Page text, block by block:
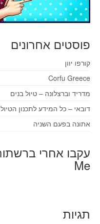
פוסטים אחרונים
קורפו יוון
Corfu Greece
מדריד וברצלונה – טיול בנים
דובאי – כל המידע לתכנון הטיול
אתונה בפעם השניה
Me
תגיות